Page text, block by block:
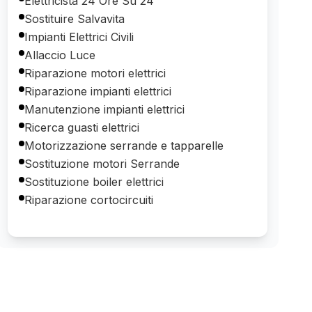
Sostituire Salvavita
Impianti Elettrici Civili
Allaccio Luce
Riparazione motori elettrici
Riparazione impianti elettrici
Manutenzione impianti elettrici
Ricerca guasti elettrici
Motorizzazione serrande e tapparelle
Sostituzione motori Serrande
Sostituzione boiler elettrici
Riparazione cortocircuiti